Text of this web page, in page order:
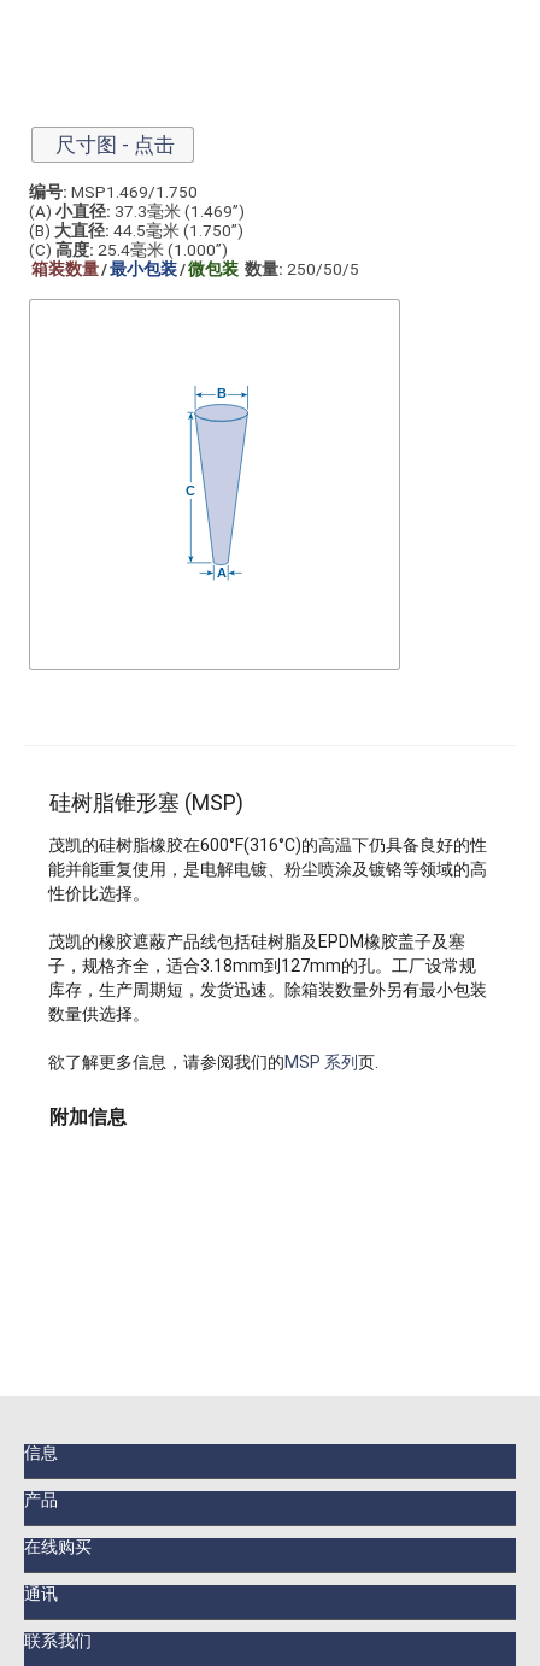
尺寸图 - 点击
编号: MSP1.469/1.750
(A) 小直径: 37.3毫米 (1.469”)
(B) 大直径: 44.5毫米 (1.750”)
(C) 高度: 25.4毫米 (1.000”)
箱装数量/最小包装/微包装 数量: 250/50/5
硅树脂锥形塞 (MSP)
茂凯的硅树脂橡胶在600°F(316°C)的高温下仍具备良好的性
能并能重复使用，是电解电镀、粉尘喷涂及镀铬等领域的高
性价比选择。
茂凯的橡胶遮蔽产品线包括硅树脂及EPDM橡胶盖子及塞
子，规格齐全，适合3.18mm到127mm的孔。工厂设常规
库存，生产周期短，发货迅速。除箱装数量外另有最小包装
数量供选择。
欲了解更多信息，请参阅我们的MSP 系列页.
附加信息
信息
产品
在线购买
通讯
联系我们